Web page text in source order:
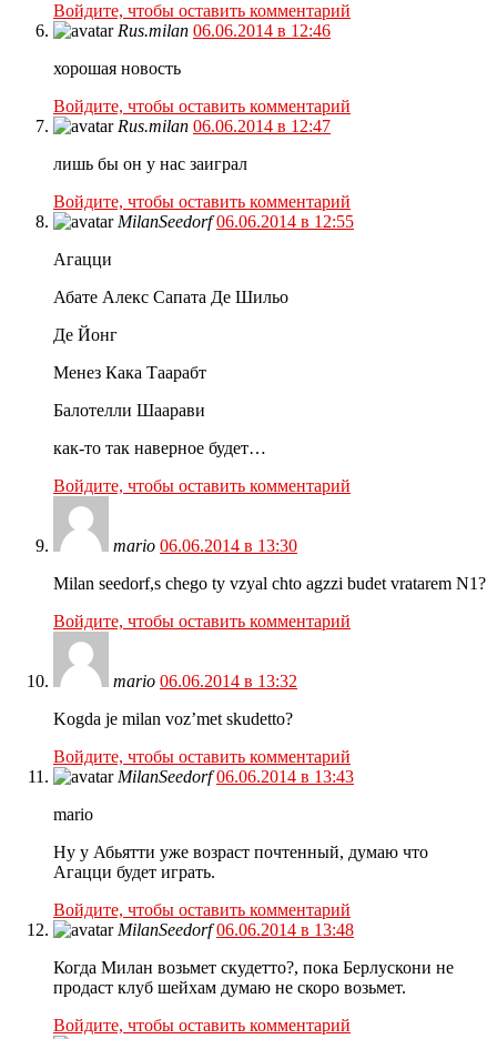
Войдите, чтобы оставить комментарий
Rus.milan 06.06.2014 в 12:46
хорошая новость
Войдите, чтобы оставить комментарий
Rus.milan 06.06.2014 в 12:47
лишь бы он у нас заиграл
Войдите, чтобы оставить комментарий
MilanSeedorf 06.06.2014 в 12:55
Агацци
Абате Алекс Сапата Де Шильо
Де Йонг
Менез Кака Таарабт
Балотелли Шаарави
как-то так наверное будет…
Войдите, чтобы оставить комментарий
mario 06.06.2014 в 13:30
Milan seedorf,s chego ty vzyal chto agzzi budet vratarem N1?
Войдите, чтобы оставить комментарий
mario 06.06.2014 в 13:32
Kogda je milan voz’met skudetto?
Войдите, чтобы оставить комментарий
MilanSeedorf 06.06.2014 в 13:43
mario
Ну у Абьятти уже возраст почтенный, думаю что
Агацци будет играть.
Войдите, чтобы оставить комментарий
MilanSeedorf 06.06.2014 в 13:48
Когда Милан возьмет скудетто?, пока Берлускони не
продаст клуб шейхам думаю не скоро возьмет.
Войдите, чтобы оставить комментарий